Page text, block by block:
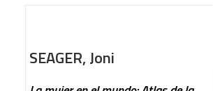
SEAGER, Joni